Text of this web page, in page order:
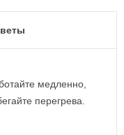
медленно,
перегрева.